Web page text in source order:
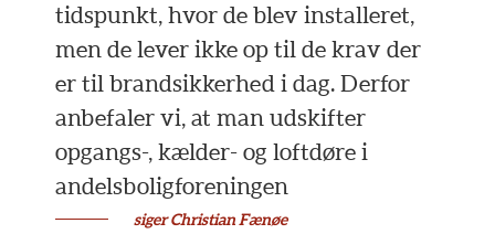
tidspunkt, hvor de blev installeret,
men de lever ikke op til de krav der
er til brandsikkerhed i dag. Derfor
anbefaler vi, at man udskifter
opgangs-, kælder- og loftdøre i
andelsboligforeningen
siger Christian Fænøe